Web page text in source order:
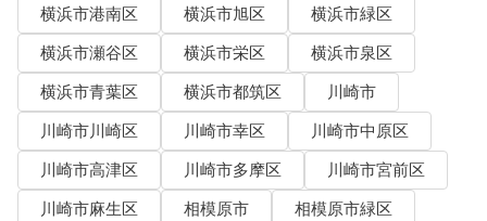
横浜市港南区
横浜市旭区
横浜市緑区
横浜市瀬谷区
横浜市栄区
横浜市泉区
横浜市青葉区
横浜市都筑区
川崎市
川崎市川崎区
川崎市幸区
川崎市中原区
川崎市高津区
川崎市多摩区
川崎市宮前区
川崎市麻生区
相模原市
相模原市緑区